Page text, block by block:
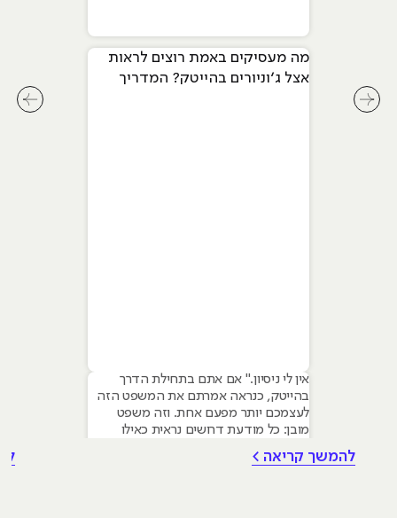
מה מעסיקים באמת רוצים לראות
אצל ג׳וניורים בהייטק? המדריך
אין לי ניסיון." אם אתם בתחילת הדרך
בהייטק, כנראה אמרתם את המשפט הזה
לעצמכם יותר מפעם אחת. וזה משפט
מובן: כל מודעת דרושים נראית כאילו
כבר נגע במוצר אמיתי, כבר צבר ביטחון.
להמשך קריאה >
לחץ לחץ לשיקופית קודמת בסליידר מאמרים